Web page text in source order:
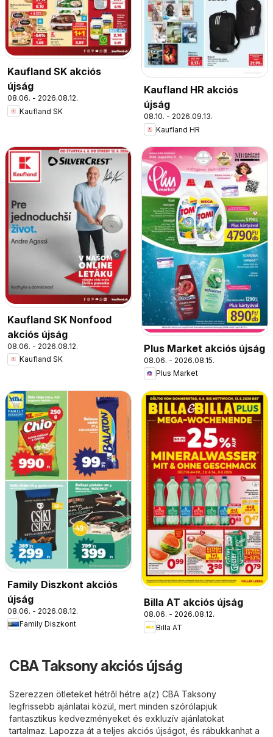
Kaufland SK akciós
újság
08.06. - 2026.08.12.
Kaufland SK
Kaufland HR akciós
újság
08.10. - 2026.09.13.
Kaufland HR
Kaufland SK Nonfood
akciós újság
08.06. - 2026.08.12.
Kaufland SK
Plus Market akciós újság
08.06. - 2026.08.15.
Plus Market
Family Diszkont akciós
újság
08.06. - 2026.08.12.
Family Diszkont
Billa AT akciós újság
08.06. - 2026.08.12.
Billa AT
CBA Taksony akciós újság
Szerezzen ötleteket hétről hétre a(z) CBA Taksony
legfrissebb ajánlatai közül, mert minden szórólapjuk
fantasztikus kedvezményeket és exkluzív ajánlatokat
tartalmaz. Lapozza át a teljes akciós újságot, és rábukkanhat a